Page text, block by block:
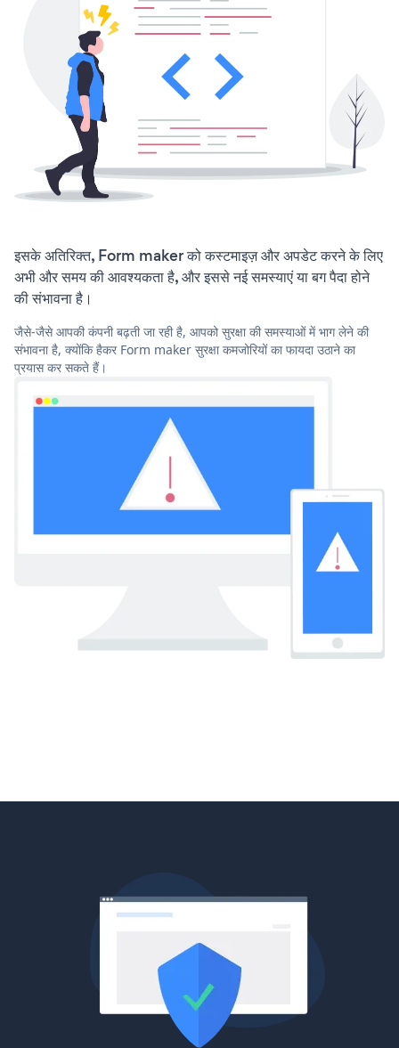
इसके अतिरिक्त, Form maker को कस्टमाइज़ और अपडेट करने के लिए
अभी और समय की आवश्यकता है, और इससे नई समस्याएं या बग पैदा होने
की संभावना है।
जैसे-जैसे आपकी कंपनी बढ़ती जा रही है, आपको सुरक्षा की समस्याओं में भाग लेने की
संभावना है, क्योंकि हैकर Form maker सुरक्षा कमजोरियों का फायदा उठाने का
प्रयास कर सकते हैं।